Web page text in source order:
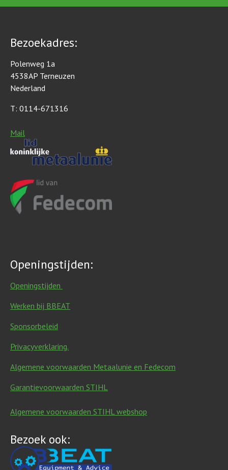
Bezoekadres:
Polenweg 1a
4538AP Terneuzen
Nederland
T: 0114-671316
Mail
Openingstijden:
Openingstijden
Werken bij BBEAT
Sponsorbeleid
Privacyverklaring.
Algemene voorwaarden Metaalunie en Fedecom
Garantievoorwaarden STIHL
Algemene voorwaarden STIHL webshop
Bezoek ook: